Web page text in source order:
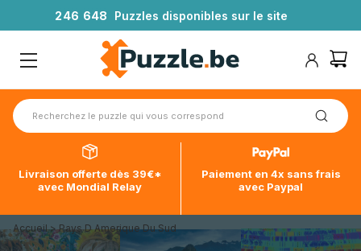
246 648 Puzzles disponibles sur le site
Livraison offerte dès 39€*
avec Mondial Relay
Paiement en 4x sans frais
avec Paypal
Accueil >Pays D Amerique Du Sud